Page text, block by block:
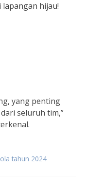
lapangan hijau!
yang penting
seluruh tim,”
tahun 2024